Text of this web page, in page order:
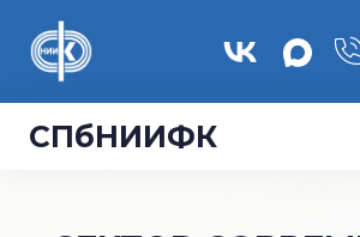
СПбНИИФК